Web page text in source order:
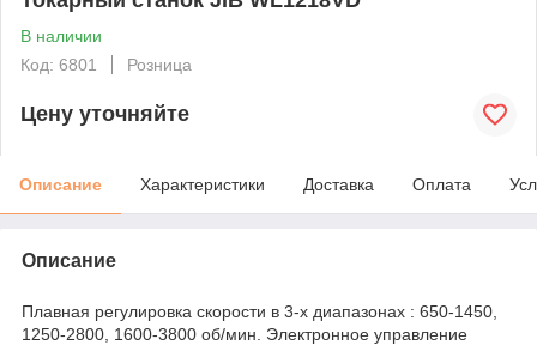
В наличии
Код: 6801
Розница
Цену уточняйте
Описание Характеристики Доставка Оплата
Описание
Плавная регулировка скорости в 3-х диапазонах : 650-1450,
1250-2800, 1600-3800 об/мин. Электронное управление